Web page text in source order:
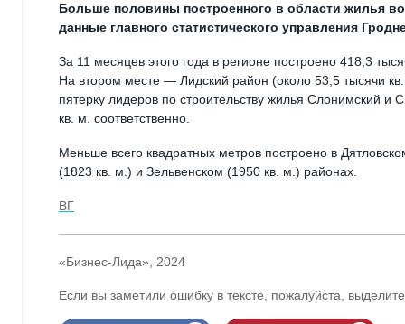
Больше половины построенного в области жилья
данные главного статистического управления
За 11 месяцев этого года в регионе построено 418,3
На втором месте — Лидский район (около 53,5 тысячи
пятерку лидеров по строительству жилья Слонимский
кв. м. соответственно.
Меньше всего квадратных метров построено в
(1823 кв. м.) и Зельвенском (1950 кв. м.) районах.
ВГ
«Бизнес-Лида», 2024
Если вы заметили ошибку в тексте, пожалуйста,